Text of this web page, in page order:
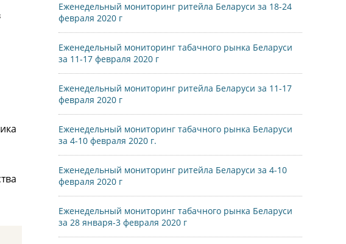
Еженедельный мониторинг ритейла Беларуси за 18-24
февраля 2020 г
Еженедельный мониторинг табачного рынка Беларуси
за 11-17 февраля 2020 г
Еженедельный мониторинг ритейла Беларуси за 11-17
февраля 2020 г
Еженедельный мониторинг табачного рынка Беларуси
за 4-10 февраля 2020 г.
Еженедельный мониторинг ритейла Беларуси за 4-10
февраля 2020 г
Еженедельный мониторинг табачного рынка Беларуси
за 28 января-3 февраля 2020 г